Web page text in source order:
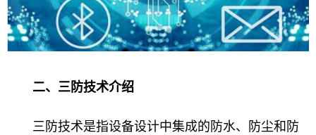
二、三防技术介绍
三防技术是指设备设计中集成的防水、防尘和防